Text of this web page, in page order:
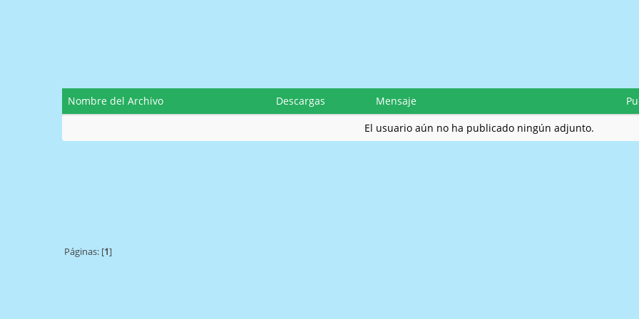
Nombre del Archivo Descargas Mensaje
El usuario aún no ha publicado ningún adjunto.
Páginas: [1]